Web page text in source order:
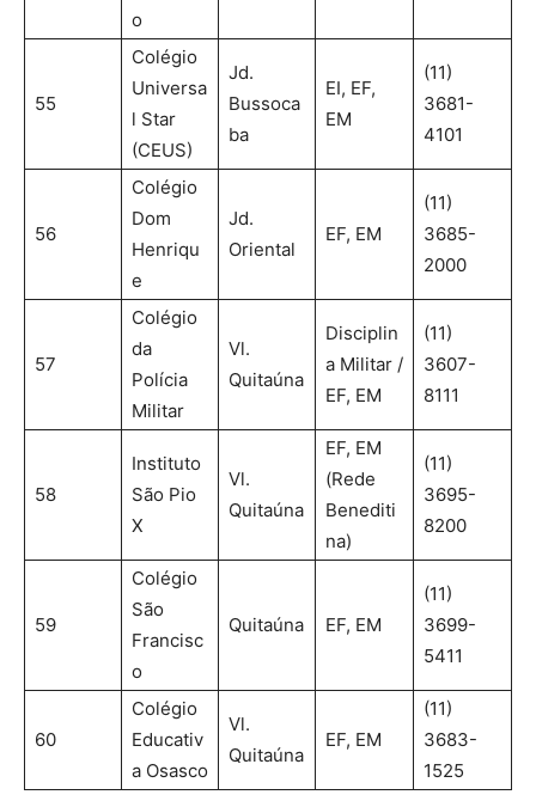
o
55
Colégio
Universa
l Star
(CEUS)
Jd.
Bussoca
ba
EI, EF,
EM
(11)
3681-
4101
56
Colégio
Dom
Henriqu
e
Jd.
Oriental
EF, EM
(11)
3685-
2000
57
Colégio
da
Polícia
Militar
Vl.
Quitaúna
Disciplin
a Militar /
EF, EM
(11)
3607-
8111
58
Instituto
São Pio
X
Vl.
Quitaúna
EF, EM
(Rede
Benediti
na)
(11)
3695-
8200
59
Colégio
São
Francisc
o
Quitaúna EF, EM
(11)
3699-
5411
60
Colégio
Educativ
a Osasco
Vl.
Quitaúna
EF, EM
(11)
3683-
1525